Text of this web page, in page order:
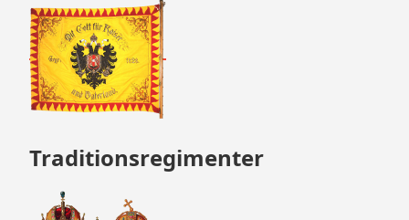
Traditionsregimenter